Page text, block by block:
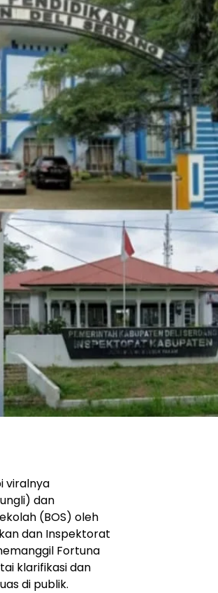
viralnya
dan
(BOS) oleh
dan Inspektorat
Fortuna
klarifikasi dan
di publik.